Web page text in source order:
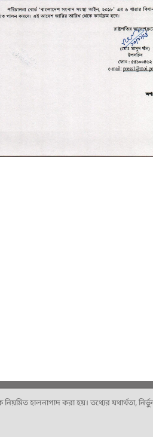
হালনাগাদ করা হয়। তথ্যের যথার্থতা,